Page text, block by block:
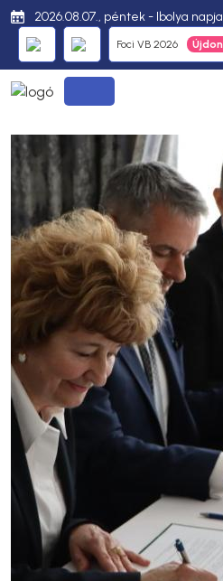
2026.08.07., péntek - Ibolya napja
Foci VB 2026